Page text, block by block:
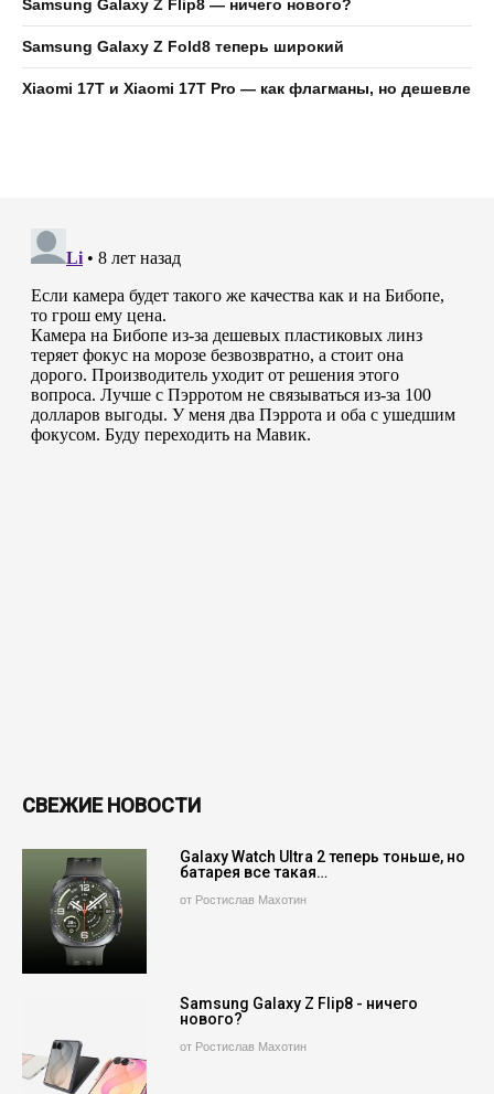
Samsung Galaxy Z Flip8 — ничего нового?
Samsung Galaxy Z Fold8 теперь широкий
Xiaomi 17T и Xiaomi 17T Pro — как флагманы, но дешевле
СВЕЖИЕ НОВОСТИ
Galaxy Watch Ultra 2 теперь тоньше, но
батарея все такая…
от Ростислав Махотин
Samsung Galaxy Z Flip8 - ничего
нового?
от Ростислав Махотин